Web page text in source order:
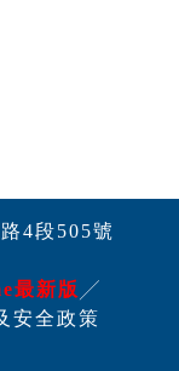
4段505號
最新版 ╱
安全政策